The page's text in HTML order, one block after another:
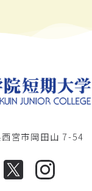
宮市岡田山 7-54